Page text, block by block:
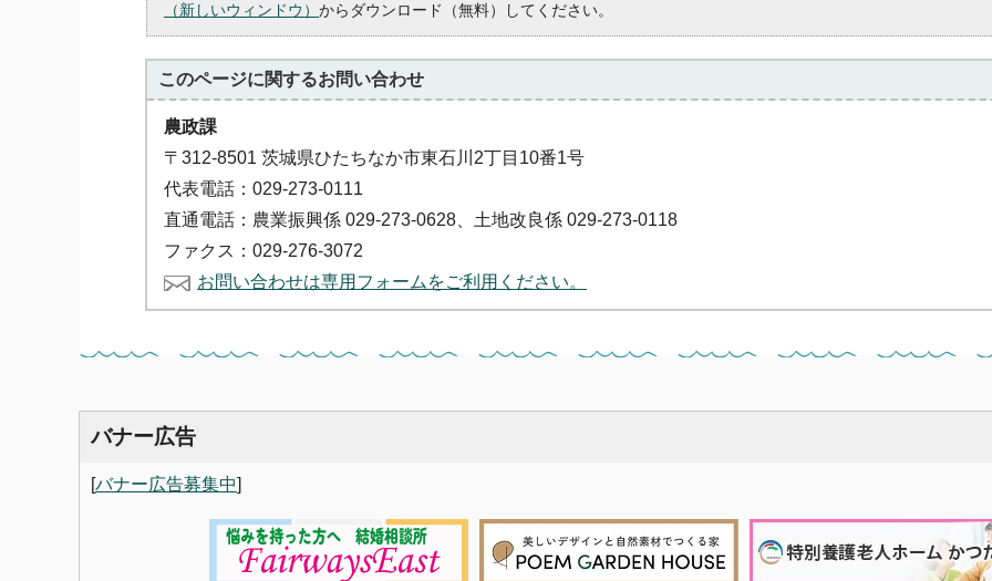
（新しいウィンドウ） からダウンロード（無料）してください。
このページに関するお問い合わせ
農政課
〒312-8501 茨城県ひたちなか市東石川2丁目10番1号
代表電話：029-273-0111
直通電話：農業振興係 029-273-0628、土地改良係 029-273-0118
ファクス：029-276-3072
お問い合わせは専用フォームをご利用ください。
バナー広告
[バナー広告募集中]